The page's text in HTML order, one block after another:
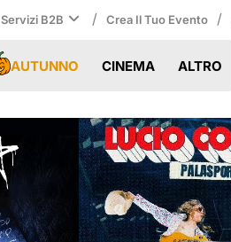
Servizi B2B / Crea Il Tuo Evento /
AUTUNNO CINEMA ALTRO